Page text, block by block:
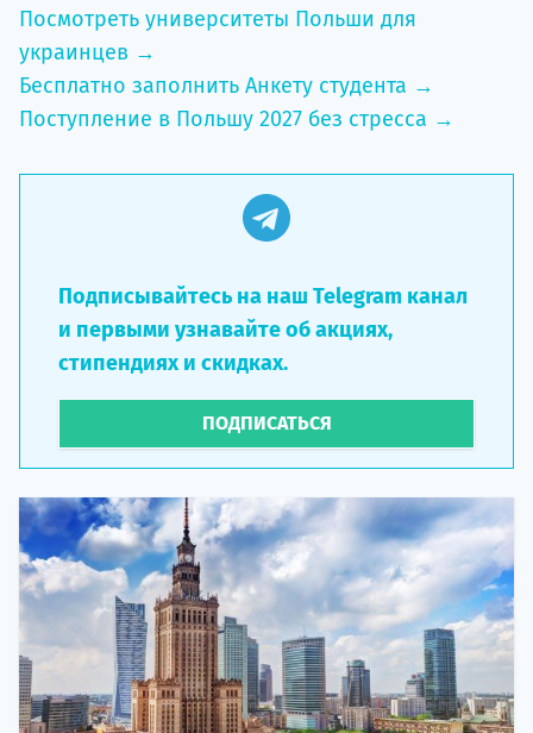
Посмотреть университеты Польши для
украинцев →
Бесплатно заполнить Анкету студента →
Поступление в Польшу 2027 без стресса →
Подписывайтесь на наш Telegram канал
и первыми узнавайте об акциях,
стипендиях и скидках.
ПОДПИСАТЬСЯ